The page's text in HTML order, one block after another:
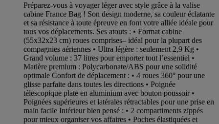
Préparez-vous à voyager léger avec style grâce à la valise
cabine France Bag ! Son design moderne, sa couleur éclatante
et sa résistance à toute épreuve en font votre alliée idéale pour
tous vos déplacements. Ses atouts : • Format cabine
(55x32x23 cm) roues comprises– idéal pour la plupart des
compagnies aériennes • Ultra légère : seulement 2,9 Kg •
Grand volume : 37 litres pour emporter tout l’essentiel •
Matière premium : Polycarbonate/ABS pour une solidité
optimale Confort de déplacement : • 4 roues 360° pour une
glisse parfaite dans toutes les directions • Poignée
télescopique plate en aluminium avec bouton poussoir •
Poignées supérieures et latérales rétractables pour une prise en
main facile Intérieur bien pensé : • 2 compartiments zippés
pour mieux organiser vos affaires • Poches élastiquées et